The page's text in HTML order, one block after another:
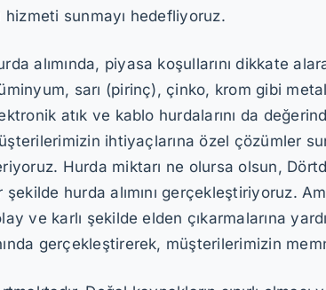
hizmeti sunmayı hedefliyoruz.
alımında, piyasa koşullarını dikkate
sarı (pirinç), çinko, krom gibi
atık ve kablo hurdalarını da
ihtiyaçlarına özel çözümler
Hurda miktarı ne olursa olsun,
şekilde hurda alımını gerçekleştiriyoruz.
ve karlı şekilde elden çıkarmalarına
gerçekleştirerek, müşterilerimizin